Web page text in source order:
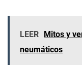
LEER
Mitos y
neumáticos